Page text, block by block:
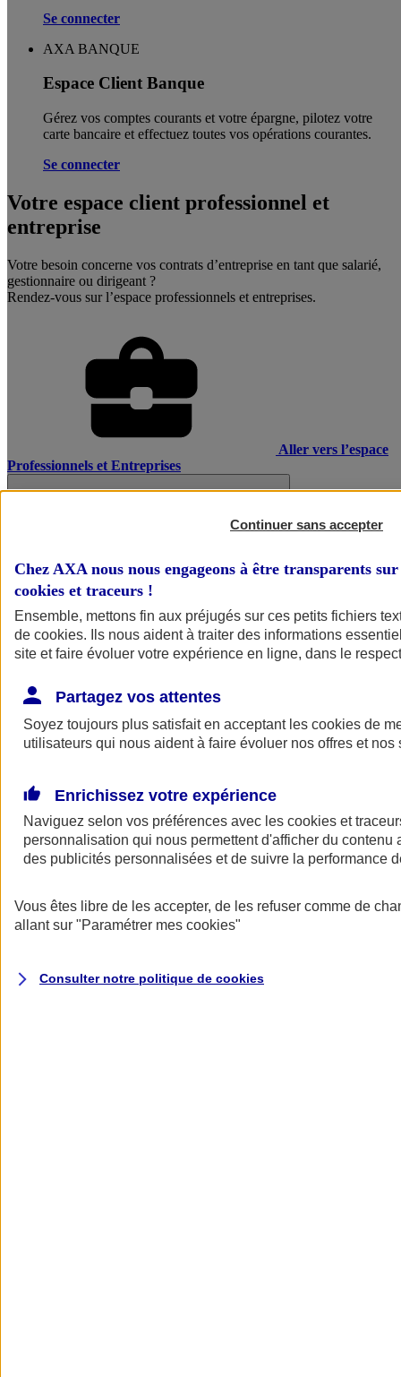
Se connecter
AXA BANQUE
Espace Client Banque
Gérez vos comptes courants et votre épargne, pilotez votre
carte bancaire et effectuez toutes vos opérations courantes.
Se connecter
Votre espace client professionnel et
entreprise
Votre besoin concerne vos contrats d’entreprise en tant que salarié,
gestionnaire ou dirigeant ?
Rendez-vous sur l’espace professionnels et entreprises.
Aller vers l’espace
Professionnels et Entreprises
AXA Assurance
Continuer sans accepter
Chez AXA nous nous engageons à être transparents
cookies et traceurs !
Ensemble, mettons fin aux préjugés sur ces petits fichiers
de cookies. Ils nous aident à traiter des informations
site et faire évoluer votre expérience en ligne, dans le
Partagez vos attentes
Soyez toujours plus satisfait en acceptant les cookies de
utilisateurs qui nous aident à faire évoluer nos offres et nos
Enrichissez votre expérience
Naviguez selon vos préférences avec les cookies et
personnalisation qui nous permettent d'afficher du contenu
des publicités personnalisées et de suivre la performance
Vous êtes libre de les accepter, de les refuser comme de
allant sur "Paramétrer mes cookies"
Consulter notre politique de cookies